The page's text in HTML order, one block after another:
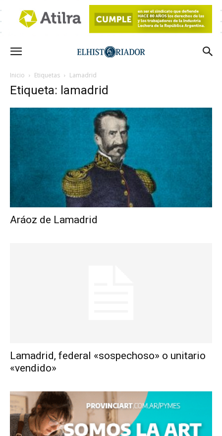
Inicio Etiquetas Lamadrid
Etiqueta: lamadrid
Aráoz de Lamadrid
Lamadrid, federal «sospechoso» o unitario
«vendido»